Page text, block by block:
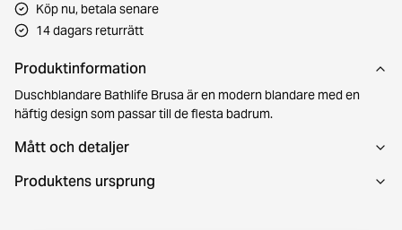
Köp nu, betala senare
14 dagars returrätt
Produktinformation
Duschblandare Bathlife Brusa är en modern blandare med en
häftig design som passar till de flesta badrum.
Mått och detaljer
Produktens ursprung